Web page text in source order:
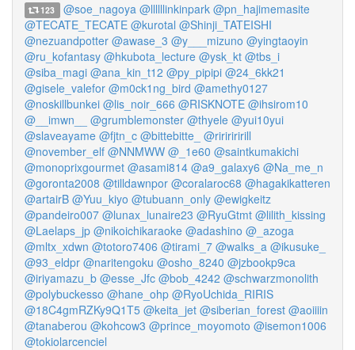
123 @soe_nagoya @llllllinkinpark @pn_hajimemasite
@TECATE_TECATE @kurotal @Shinji_TATEISHI
@nezuandpotter @awase_3 @y___mizuno @yingtaoyin
@ru_kofantasy @hkubota_lecture @ysk_kt @tbs_i
@siba_magi @ana_kin_t12 @py_pipipi @24_6kk21
@gisele_valefor @m0ck1ng_bird @amethy0127
@noskillbunkei @lis_noir_666 @RISKNOTE @ihsirom10
@__imwn__
@grumblemonster @thyele @yui10yui
@slaveayame @fjtn_c @bittebitte_ @riririririll
@november_elf @NNMWW @_1e60 @saintkumakichi
@monoprixgourmet @asami814 @a9_galaxy6 @Na_me_n
@goronta2008 @tilldawnpor @coralaroc68 @hagakikatteren
@artairB @Yuu_kiyo @tubuann_only @ewigkeitz
@pandeiro007 @lunax_lunaire23 @RyuGtmt @lilith_kissing
@Laelaps_jp @nikoichikaraoke @adashino @_azoga
@mltx_xdwn @totoro7406 @tirami_7 @walks_a @ikusuke_
@93_eldpr @naritengoku @osho_8240 @jzbookp9ca
@iriyamazu_b @esse_Jfc @bob_4242 @schwarzmonolith
@polybuckesso @hane_ohp @RyoUchida_RIRIS
@18C4gmRZKy9Q1T5 @keita_jet @siberian_forest @aoiiiin
@tanaberou @kohcow3 @prince_moyomoto @isemon1006
@tokiolarcenciel